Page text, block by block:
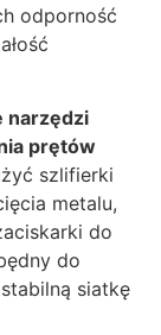
odporność
narzędzi
prętów
szlifierki
metalu,
do
do
siatkę